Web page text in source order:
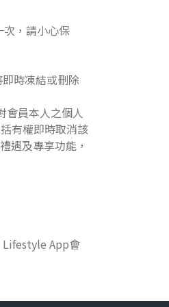
次，請小心保
時凍結或刪除
會員本人之個人
有權即時取消該
遇及專享功能，
Lifestyle App會